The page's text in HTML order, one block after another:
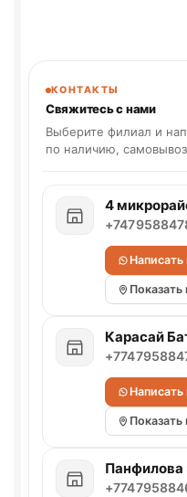
КОНТАКТЫ
Свяжитесь с нами
Выберите филиал и
по наличию,
4
Показать
Карасай
Показать
Панфилова